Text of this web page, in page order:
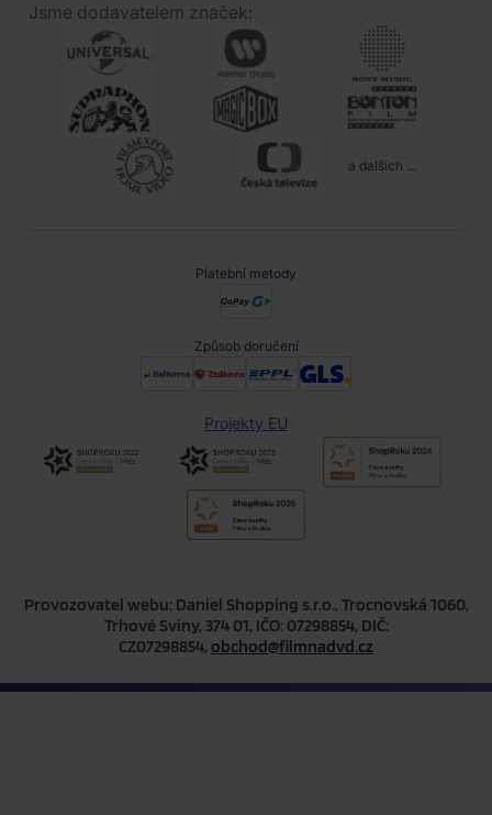
Jsme dodavatelem značek:
a dalších ...
Platební metody
Způsob doručení
Projekty EU
Provozovatel webu: Daniel Shopping s.r.o., Trocnovská 1060,
Trhové Sviny, 374 01, IČO: 07298854, DIČ:
CZ07298854, obchod@filmnadvd.cz